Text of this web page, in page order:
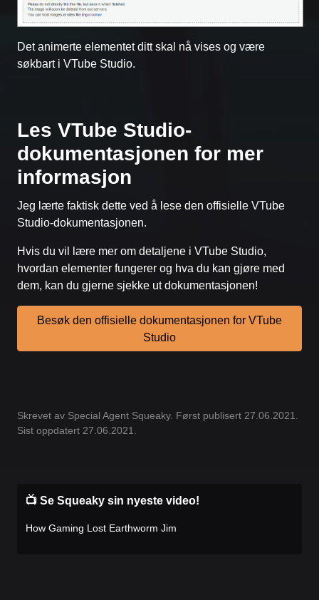
Det animerte elementet ditt skal nå vises og være
søkbart i VTube Studio.
Les VTube Studio-
dokumentasjonen for mer
informasjon
Jeg lærte faktisk dette ved å lese den offisielle VTube
Studio-dokumentasjonen.
Hvis du vil lære mer om detaljene i VTube Studio,
hvordan elementer fungerer og hva du kan gjøre med
dem, kan du gjerne sjekke ut dokumentasjonen!
Besøk den offisielle dokumentasjonen for VTube
Studio
Skrevet av Special Agent Squeaky. Først publisert 27.06.2021.
Sist oppdatert 27.06.2021.
📺 Se Squeaky sin nyeste video!
How Gaming Lost Earthworm Jim